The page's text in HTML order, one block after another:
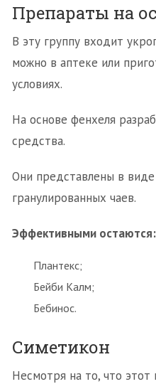
Препараты на
В эту группу входит
можно в аптеке или
условиях.
На основе фенхеля
средства.
Они представлены в
гранулированных чаев.
Эффективными остаются:
Плантекс;
Бейби Калм;
Бебинос.
Симетикон
Несмотря на то, что этот